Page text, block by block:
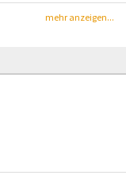
mehr anzeigen...